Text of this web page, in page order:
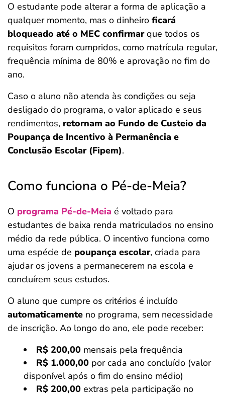
O estudante pode alterar a forma de aplicação a
qualquer momento, mas o dinheiro ficará
bloqueado até o MEC confirmarque todos os
requisitos foram cumpridos, como matrícula regular,
frequência mínima de 80% e aprovação no fim do
ano.
Caso o aluno não atenda às condições ou seja
desligado do programa, o valor aplicado e seus
rendimentos, retornam ao Fundo de Custeio da
Poupança de Incentivo à Permanência e
Conclusão Escolar (Fipem).
Como funciona o Pé-de-Meia?
O programa Pé-de-Meia é voltado para
estudantes de baixa renda matriculados no ensino
médio da rede pública. O incentivo funciona como
uma espécie de poupança escolar, criada para
ajudar os jovens a permanecerem na escola e
concluírem seus estudos.
O aluno que cumpre os critérios é incluído
automaticamente no programa, sem necessidade
de inscrição. Ao longo do ano, ele pode receber:
R$ 200,00 mensais pela frequência
R$ 1.000,00 por cada ano concluído (valor
disponível após o fim do ensino médio)
R$ 200,00 extras pela participação no